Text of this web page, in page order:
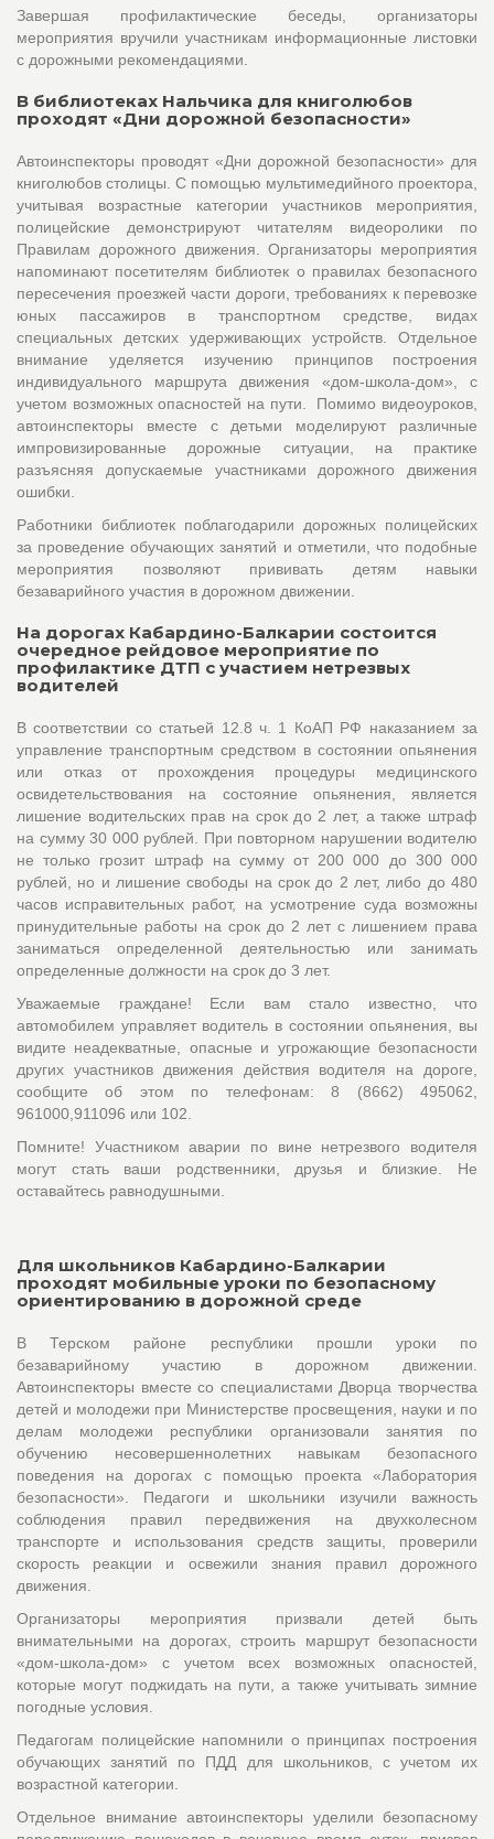
Завершая профилактические беседы, организаторы
мероприятия вручили участникам информационные листовки
с дорожными рекомендациями.
В библиотеках Нальчика для книголюбов
проходят «Дни дорожной безопасности»
Автоинспекторы проводят «Дни дорожной безопасности» для
книголюбов столицы. С помощью мультимедийного проектора,
учитывая возрастные категории участников мероприятия,
полицейские демонстрируют читателям видеоролики по
Правилам дорожного движения. Организаторы мероприятия
напоминают посетителям библиотек о правилах безопасного
пересечения проезжей части дороги, требованиях к перевозке
юных пассажиров в транспортном средстве, видах
специальных детских удерживающих устройств. Отдельное
внимание уделяется изучению принципов построения
индивидуального маршрута движения «дом-школа-дом», с
учетом возможных опасностей на пути. Помимо видеоуроков,
автоинспекторы вместе с детьми моделируют различные
импровизированные дорожные ситуации, на практике
разъясняя допускаемые участниками дорожного движения
ошибки.
Работники библиотек поблагодарили дорожных полицейских
за проведение обучающих занятий и отметили, что подобные
мероприятия позволяют прививать детям навыки
безаварийного участия в дорожном движении.
На дорогах Кабардино-Балкарии состоится
очередное рейдовое мероприятие по
профилактике ДТП с участием нетрезвых
водителей
В соответствии со статьей 12.8 ч. 1 КоАП РФ наказанием за
управление транспортным средством в состоянии опьянения
или отказ от прохождения процедуры медицинского
освидетельствования на состояние опьянения, является
лишение водительских прав на срок до 2 лет, а также штраф
на сумму 30 000 рублей. При повторном нарушении водителю
не только грозит штраф на сумму от 200 000 до 300 000
рублей, но и лишение свободы на срок до 2 лет, либо до 480
часов исправительных работ, на усмотрение суда возможны
принудительные работы на срок до 2 лет с лишением права
заниматься определенной деятельностью или занимать
определенные должности на срок до 3 лет.
Уважаемые граждане! Если вам стало известно, что
автомобилем управляет водитель в состоянии опьянения, вы
видите неадекватные, опасные и угрожающие безопасности
других участников движения действия водителя на дороге,
сообщите об этом по телефонам: 8 (8662) 495062,
961000,911096 или 102.
Помните! Участником аварии по вине нетрезвого водителя
могут стать ваши родственники, друзья и близкие. Не
оставайтесь равнодушными.
Для школьников Кабардино-Балкарии
проходят мобильные уроки по безопасному
ориентированию в дорожной среде
В Терском районе республики прошли уроки по
безаварийному участию в дорожном движении.
Автоинспекторы вместе со специалистами Дворца творчества
детей и молодежи при Министерстве просвещения, науки и по
делам молодежи республики организовали занятия по
обучению несовершеннолетних навыкам безопасного
поведения на дорогах с помощью проекта «Лаборатория
безопасности». Педагоги и школьники изучили важность
соблюдения правил передвижения на двухколесном
транспорте и использования средств защиты, проверили
скорость реакции и освежили знания правил дорожного
движения.
Организаторы мероприятия призвали детей быть
внимательными на дорогах, строить маршрут безопасности
«дом-школа-дом» с учетом всех возможных опасностей,
которые могут поджидать на пути, а также учитывать зимние
погодные условия.
Педагогам полицейские напомнили о принципах построения
обучающих занятий по ПДД для школьников, с учетом их
возрастной категории.
Отдельное внимание автоинспекторы уделили безопасному